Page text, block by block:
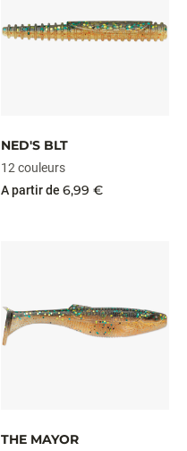
NED'S BLT
12 couleurs
A partir de 6,99 €
THE MAYOR